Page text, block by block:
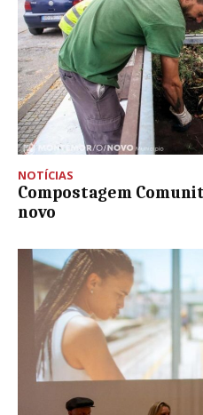
NOTÍCIAS
Compostagem
novo